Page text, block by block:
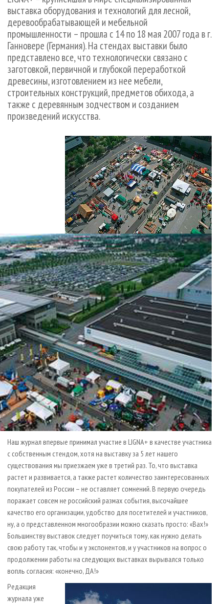
СУШКА ДРЕВЕСИНЫ
ПРОИЗВОДСТВО ДРЕВЕСНЫХ ПЛИТ
ДЕРЕВЯННОЕ ДОМОСТРОЕНИЕ
ПРОИЗВОДСТВО МЕБЕЛИ
БИОЭНЕРГЕТИКА
ЦБП
ИНСТРУМЕНТ И МАТЕРИАЛЫ
ПЕРСОНЫ
МОБИЛЬНЫЕ ВЫСТАВКИ
ОФИЦИАЛЬНЫЕ ДЕЛЕГАЦИИ
ПРИОРИТЕТНЫЕ ИНВЕСТПРОЕКТЫ
RUSSIAN FORESTRY REVIEW
ГАЗЕТА ЛЕСПРОМФОРУМ
БИБЛИОТЕКА СПЕЦИАЛИСТА
КОНТАКТЫ
РЕКЛАМА
РЕКЛАМА НА САЙТЕ
выставка оборудования и технологий для лесной,
деревообрабатывающей и мебельной
промышленности – прошла с 14 по 18 мая 2007 года в г.
Ганновере (Германия). На стендах выставки было
представлено все, что технологически связано с
заготовкой, первичной и глубокой переработкой
древесины, изготовлением из нее мебели,
строительных конструкций, предметов обихода, а
также с деревянным зодчеством и созданием
произведений искусства.
Наш журнал впервые принимал участие в LIGNA+ в качестве участника
с собственным стендом, хотя на выставку за 5 лет нашего
существования мы приезжаем уже в третий раз. То, что выставка
растет и развивается, а также растет количество заинтересованных
покупателей из России – не оставляет сомнений. В первую очередь
поражает совсем не российский размах события, высочайшее
качество его организации, удобство для посетителей и участников,
ну, а о представленном многообразии можно сказать просто: «Вах!»
Большинству выставок следует поучиться тому, как нужно делать
свою работу так, чтобы и у экспонентов, и у участников на вопрос о
продолжении работы на следующих выставках вырывался только
вопль согласия: «конечно, ДА!»
Редакция
журнала уже